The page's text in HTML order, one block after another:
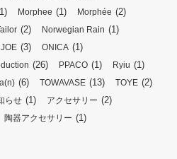
Morphee (1) Morphée (2)
(2) Norwegian Rain (1)
(3) ONICA (1)
(26) PPACO (1) Ryiu (1)
(6) TOWAVASE (13) TOYE (2)
らせ (1) アクセサリー (2)
陶器アクセサリー (1)